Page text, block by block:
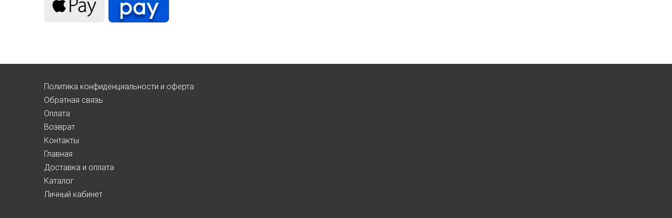
Политика конфиденциальности и оферта
Обратная связь
Оплата
Возврат
Контакты
Главная
Доставка и оплата
Каталог
Личный кабинет